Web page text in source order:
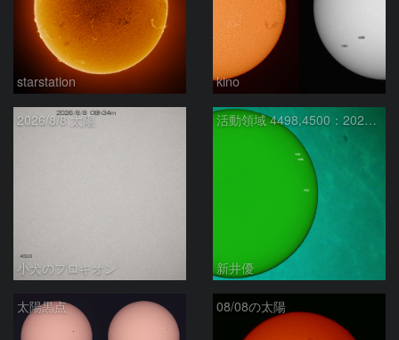
starstation kino
2026/8/8 太陽
小犬のプロキオン
活動領域 4498,4500：2026/08/08
新井優
太陽黒点 08/08の太陽